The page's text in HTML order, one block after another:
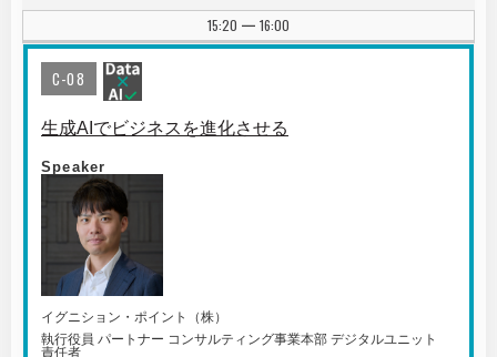
15:20 | 16:00
C-08
生成AIでビジネスを進化させる
Speaker
イグニション・ポイント（株）
執行役員 パートナー コンサルティング事業本部 デジタルユニット
責任者